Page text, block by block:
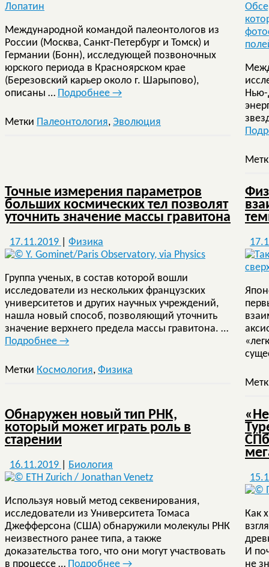
Международной командой палеонтологов из
России (Москва, Санкт-Петербург и Томск) и
Германии (Бонн), исследующей позвоночных
юрского периода в Красноярском крае
(Березовский карьер около г. Шарыпово),
описаны … Подробнее →
Метки Палеонтология, Эволюция
Нью-
Точные измерения параметров
больших космических тел позволят
уточнить значение массы гравитона
17.11.2019 Физика
Группа ученых, в состав которой вошли
исследователи из нескольких французских
университетов и других научных учреждений,
нашла новый способ, позволяющий уточнить
значение верхнего предела массы гравитона. …
Подробнее →
Метки Космология, Физика
Обнаружен новый тип РНК,
который может играть роль в
старении
16.11.2019 Биология
Используя новый метод секвенирования,
исследователи из Университета Томаса
Джефферсона (США) обнаружили молекулы РНК
неизвестного ранее типа, а также
доказательства того, что они могут участвовать
в процессе … Подробнее →
Как
И
не